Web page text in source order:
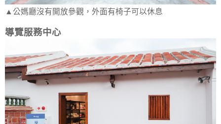
▲公媽廳沒有開放參觀，外面有椅子可以休息
導覽服務中心